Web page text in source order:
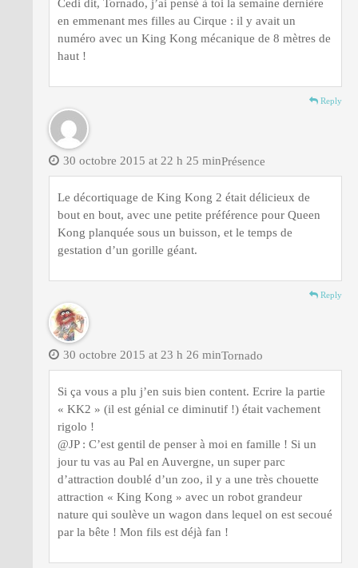
Cedi dit, Tornado, j’ai pensé à toi la semaine dernière
en emmenant mes filles au Cirque : il y avait un
numéro avec un King Kong mécanique de 8 mètres de
haut !
Reply
Présence
30 octobre 2015 at 22 h 25 min
Le décortiquage de King Kong 2 était délicieux de
bout en bout, avec une petite préférence pour Queen
Kong planquée sous un buisson, et le temps de
gestation d’un gorille géant.
Reply
Tornado
30 octobre 2015 at 23 h 26 min
Si ça vous a plu j’en suis bien content. Ecrire la partie
« KK2 » (il est génial ce diminutif !) était vachement
rigolo !
@JP : C’est gentil de penser à moi en famille ! Si un
jour tu vas au Pal en Auvergne, un super parc
d’attraction doublé d’un zoo, il y a une très chouette
attraction « King Kong » avec un robot grandeur
nature qui soulève un wagon dans lequel on est secoué
par la bête ! Mon fils est déjà fan !